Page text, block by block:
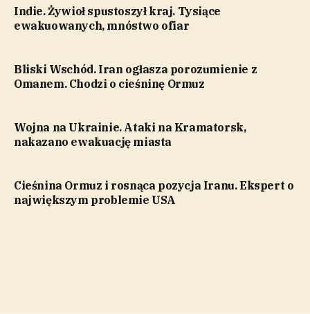
Indie. Żywioł spustoszył kraj. Tysiące
ewakuowanych, mnóstwo ofiar
Bliski Wschód. Iran ogłasza porozumienie z
Omanem. Chodzi o cieśninę Ormuz
Wojna na Ukrainie. Ataki na Kramatorsk,
nakazano ewakuację miasta
Cieśnina Ormuz i rosnąca pozycja Iranu. Ekspert o
największym problemie USA